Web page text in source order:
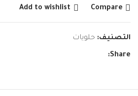
Compare
Add to wishlist
التصنيف: حلويات
Share: